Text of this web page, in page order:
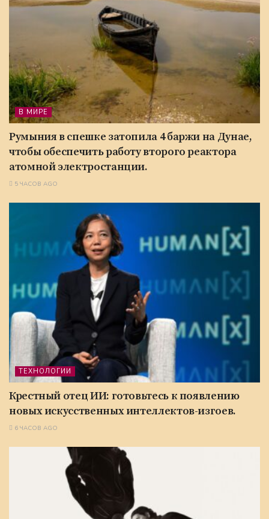
В МИРЕ
Румыния в спешке затопила 4 баржи на Дунае,
чтобы обеспечить работу второго реактора
атомной электростанции.
5 ЧАСОВ AGO
ТЕХНОЛОГИИ
Крестный отец ИИ: готовьтесь к появлению
новых искусственных интеллектов-изгоев.
6 ЧАСОВ AGO